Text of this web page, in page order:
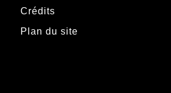
Crédits
Plan du site